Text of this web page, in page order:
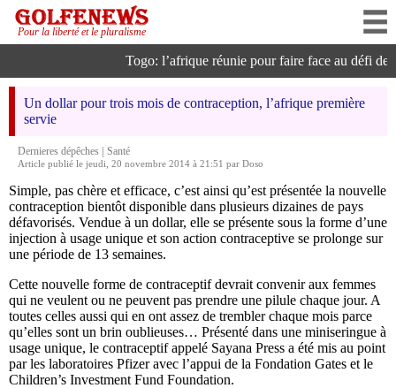
Pour la liberté et le pluralisme
Togo: l’afrique réunie pour faire face au défi de
Un dollar pour trois mois de contraception, l’afrique première
servie
Dernieres dépêches
Santé
Article publié le jeudi, 20 novembre 2014 à 21:51 par Doso
Simple, pas chère et efficace, c’est ainsi qu’est présentée la nouvelle
contraception bientôt disponible dans plusieurs dizaines de pays
défavorisés. Vendue à un dollar, elle se présente sous la forme d’une
injection à usage unique et son action contraceptive se prolonge sur
une période de 13 semaines.
Cette nouvelle forme de contraceptif devrait convenir aux femmes
qui ne veulent ou ne peuvent pas prendre une pilule chaque jour. A
toutes celles aussi qui en ont assez de trembler chaque mois parce
qu’elles sont un brin oublieuses… Présenté dans une miniseringue à
usage unique, le contraceptif appelé Sayana Press a été mis au point
par les laboratoires Pfizer avec l’appui de la Fondation Gates et le
Children’s Investment Fund Foundation.